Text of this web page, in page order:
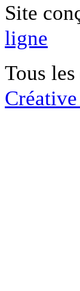
Site
ligne
Tous